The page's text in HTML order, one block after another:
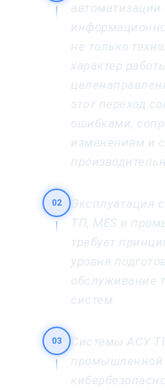
автоматизации
не только
характер
этот переход
ошибками,
изменениям и
02
Эксплуатация
ТП, MES и
требует
уровня
обслуживание
систем.
03
Системы АСУ
промышленной